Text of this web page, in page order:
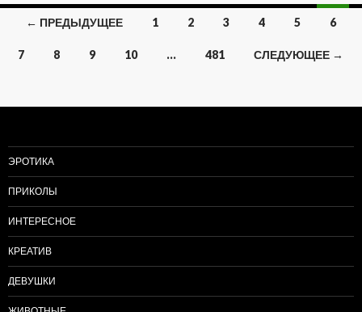
Навигация
записям
← ПРЕДЫДУЩЕЕ 1 2 3 4 5 6
7 8 9 10 … 481 СЛЕДУЮЩЕЕ →
ЭРОТИКА
ПРИКОЛЫ
ИНТЕРЕСНОЕ
КРЕАТИВ
ДЕВУШКИ